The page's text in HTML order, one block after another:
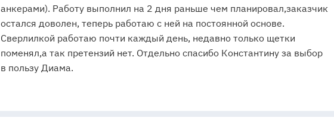
анкерами). Работу выполнил на 2 дня раньше чем планировал,заказчик
остался доволен, теперь работаю с ней на постоянной основе.
Сверлилкой работаю почти каждый день, недавно только щетки
поменял,а так претензий нет. Отдельно спасибо Константину за выбор
в пользу Диама.